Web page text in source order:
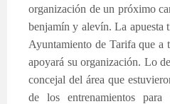
organización de un próximo
benjamín y alevín. La apuesta
Ayuntamiento de Tarifa que a
apoyará su organización. Lo
concejal del área que
de los entrenamientos